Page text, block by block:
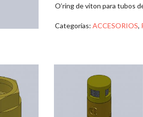
O’ring de viton para tubos
Categorías:ACCESORIOS,